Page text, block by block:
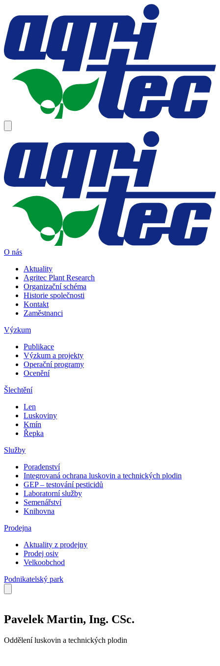
O nás
Aktuality
Agritec Plant Research
Organizační schéma
Historie společnosti
Kontakt
Zaměstnanci
Výzkum
Publikace
Výzkum a projekty
Operační programy
Ocenění
Šlechtění
Len
Luskoviny
Kmín
Řepka
Služby
Poradenství
Integrovaná ochrana luskovin a technických plodin
GEP – testování pesticidů
Laboratorní služby
Semenářství
Knihovna
Prodejna
Aktuality z prodejny
Prodej osiv
Velkoobchod
Podnikatelský park
Pavelek Martin, Ing. CSc.
Oddělení luskovin a technických plodin